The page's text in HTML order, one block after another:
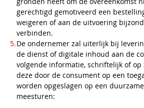
gerechtigd gemotiveerd een
weigeren of aan de uitvoering
verbinden.
De ondernemer zal uiterlijk bij
de dienst of digitale inhoud aan de
volgende informatie, schriftelijk of op
deze door de consument op een
worden opgeslagen op een
meesturen: